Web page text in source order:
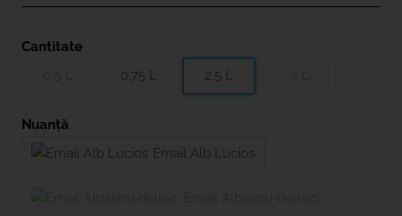
Cantitate
0.75 L 2.5 L
Nuanță
Email Alb Lucios